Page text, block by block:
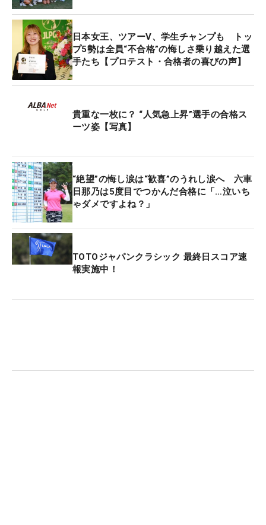
■中地萌（トータル2アンダー・7位タイ）
「伸ばさないといけない苦しい状況だったので、最
低でもトータルイーブンパーに戻すことを目標に回
っていました。1番でティショットを曲げたけどパ
ーセーブできたので、次のホールからもグリーンに
乗せてバーディパットを打つことを目標にやってい
ました。2番でバーディがきて、3番でもティショッ
トを曲げてからパーセーブできたときに、『きょう
はいけるかな』と思いました。ずっとプレッシャー
た。でも前へ進むしかないので、バーディを狙いま
した。女子は高校を卒業したらすぐにプロになる方
が多くて（中地は同志社大卒）、もっと早く合格は
したかったけど、良かったです」
■西澤歩未（トータル2アンダー・7位タイ）
「今回は初日に『80』を打ってしまって“どん底”か
日本女王、ツアーV、学生チャンプも トッ
プ5勢は全員“不合格”の悔しさ乗り越えた選
手たち【プロテスト・合格者の喜びの声】
貴重な一枚に？ “人気急上昇”選手の合格ス
ーツ姿【写真】
“絶望”の悔し涙は“歓喜”のうれし涙へ 六車
日那乃は5度目でつかんだ合格に「…泣いち
ゃダメですよね？」
TOTOジャパンクラシック 最終日スコア速
報実施中！